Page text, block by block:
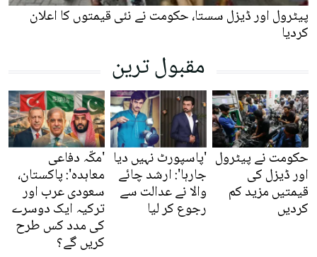
پیٹرول اور ڈیزل سستا، حکومت نے نئی قیمتوں کا اعلان
کردیا
مقبول ترین
حکومت نے پیٹرول
اور ڈیزل کی
قیمتیں مزید کم
کردیں
'پاسپورٹ نہیں دیا
جارہا': ارشد چائے
والا نے عدالت سے
رجوع کر لیا
'مکّہ دفاعی
معاہدہ': پاکستان،
سعودی عرب اور
ترکیہ ایک دوسرے
کی مدد کس طرح
کریں گے؟